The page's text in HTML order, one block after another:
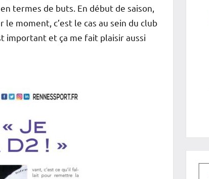
termes de buts. En début de saison,
moment, c’est le cas au sein du club
important et ça me fait plaisir aussi